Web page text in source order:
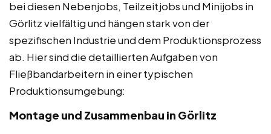
bei diesen Nebenjobs, Teilzeitjobs und Minijobs in
Görlitz vielfältig und hängen stark von der
spezifischen Industrie und dem Produktionsprozess
ab. Hier sind die detaillierten Aufgaben von
Fließbandarbeitern in einer typischen
Produktionsumgebung:
Montage und Zusammenbau in Görlitz